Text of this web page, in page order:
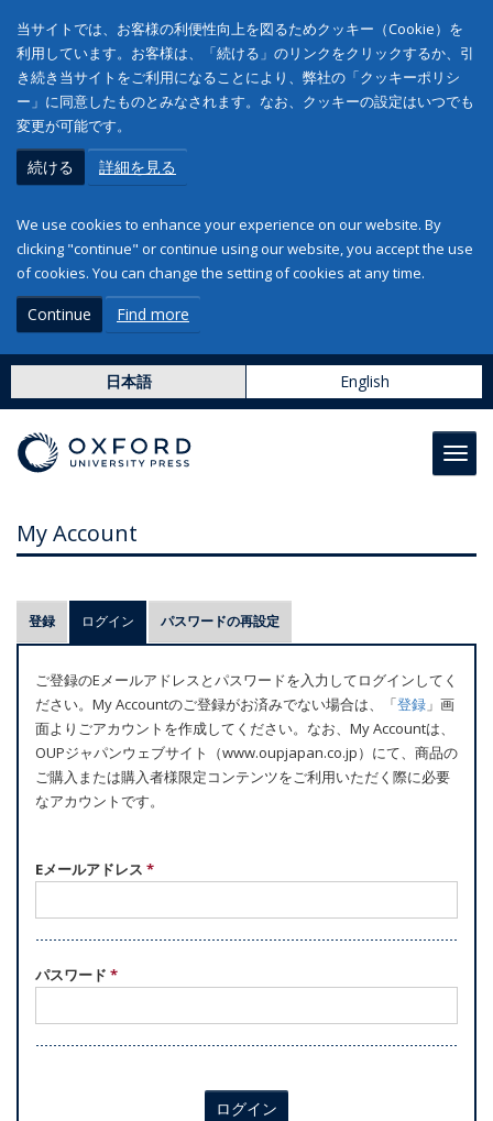
当サイトでは、お客様の利便性向上を図るためクッキー（Cookie）を
利用しています。お客様は、「続ける」のリンクをクリックするか、引
き続き当サイトをご利用になることにより、弊社の「クッキーポリシ
ー」に同意したものとみなされます。なお、クッキーの設定はいつでも
変更が可能です。
続ける 詳細を見る
We use cookies to enhance your experience on our website. By
clicking "continue" or continue using our website, you accept the use
of cookies. You can change the setting of cookies at any time.
Continue Find more
日本語 English
My Account
プ
ラ
マ
リ
ー
タ
ブ
登録 ログイン (アクティブなタブ)
パスワードの再設定
ご登録のEメールアドレスとパスワードを入力してログインしてく
ださい。My Accountのご登録がお済みでない場合は、「登録 」画
面よりごアカウントを作成してください。なお、My Accountは、
OUPジャパンウェブサイト（www.oupjapan.co.jp）にて、商品の
ご購入または購入者様限定コンテンツをご利用いただく際に必要
なアカウントです。
Eメールアドレス *
パスワード *
ログイン